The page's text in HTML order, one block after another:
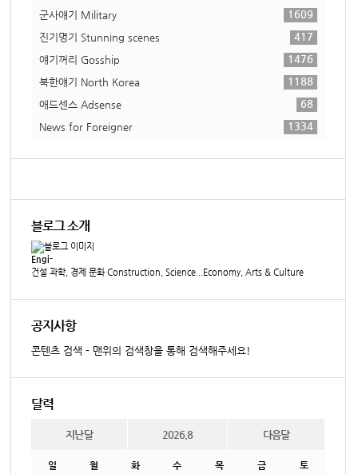
군사얘기 Military
1609
진기명기 Stunning scenes
417
얘기꺼리 Gosship
1476
북한얘기 North Korea
1188
애드센스 Adsense
68
News for Foreigner
1334
블로그 소개
Engi-
건설 과학, 경제 문화 Construction, Science...Economy, Arts & Culture
공지사항
콘텐츠 검색 - 맨위의 검색창을 통해 검색해주세요!
달력
지난달 2026.8 다음달
일 월 화 수 목 금
토